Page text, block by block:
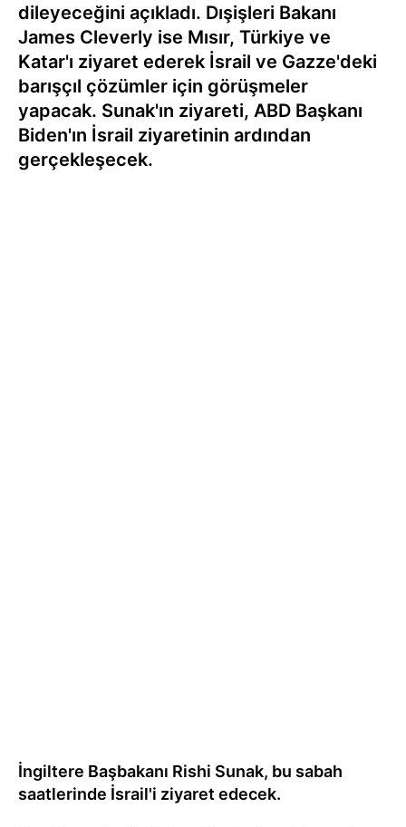
dileyeceğini açıkladı. Dışişleri Bakanı
James Cleverly ise Mısır, Türkiye ve
Katar'ı ziyaret ederek İsrail ve Gazze'deki
barışçıl çözümler için görüşmeler
yapacak. Sunak'ın ziyareti, ABD Başkanı
Biden'ın İsrail ziyaretinin ardından
gerçekleşecek.
İngiltere Başbakanı Rishi Sunak, bu sabah
saatlerinde İsrail'i ziyaret edecek.